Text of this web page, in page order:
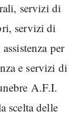
servizi di
servizi di
per
e servizi di
A.F.I.
scelta delle